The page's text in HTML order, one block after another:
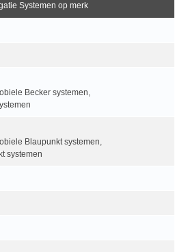
Systemen op merk
Becker systemen,
Blaupunkt systemen,
systemen